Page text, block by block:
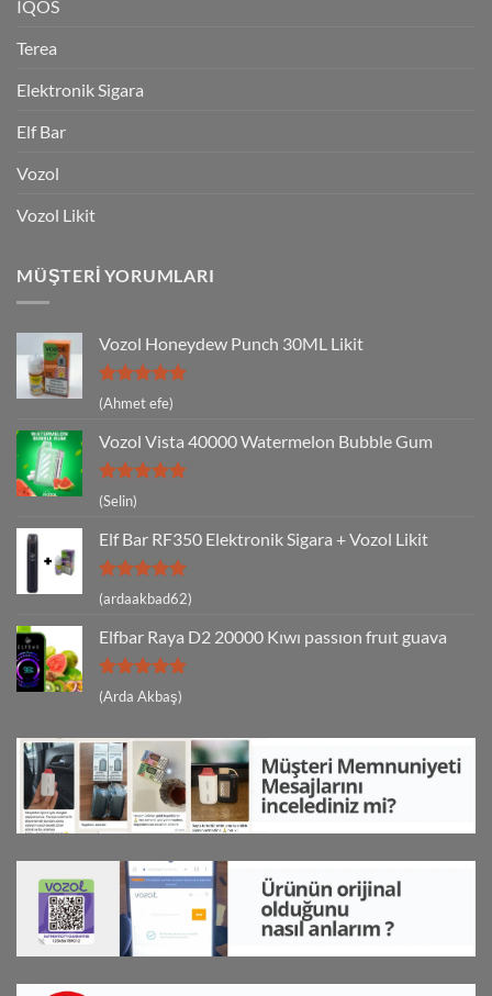
IQOS
Terea
Elektronik Sigara
Elf Bar
Vozol
Vozol Likit
MÜŞTERI YORUMLARI
Vozol Honeydew Punch 30ML Likit
5 üzerinden
5
(Ahmet efe)
Vozol Vista 40000 Watermelon Bubble Gum
5 üzerinden
5
oy aldı
(Selin)
Elf Bar RF350 Elektronik Sigara + Vozol Likit
5 üzerinden
5
(ardaakbad62)
Elfbar Raya D2 20000 Kıwı passıon fruıt guava
5 üzerinden
5
(Arda Akbaş)